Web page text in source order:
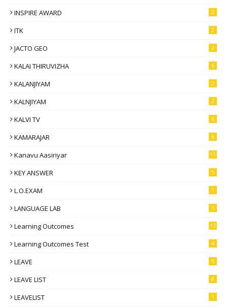
INSPIRE AWARD 2
ITK 2
JACTO GEO 2
KALAI THIRUVIZHA 6
KALANJIYAM 2
KALNJIYAM 2
KALVI TV 6
KAMARAJAR 6
Kanavu Aasiriyar 11
KEY ANSWER 5
L.O.EXAM 1
LANGUAGE LAB 5
Learning Outcomes 17
Learning Outcomes Test 4
LEAVE 5
LEAVE LIST 8
LEAVELIST 1